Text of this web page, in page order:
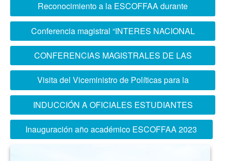
SECUNDARIA
Reconocimiento a la ESCOFFAA durante
ceremonia de inauguración del año académico
del sector Defensa
Conferencia magistral “INTERES NACIONAL
DE LA REPÚBLICA DE COREA Y SU
RELACIÓN CON EL PERÚ”
CONFERENCIAS MAGISTRALES DE LAS
INSTITUCIONES ARMADAS
Visita del Viceministro de Políticas para la
Defensa
INDUCCIÓN A OFICIALES ESTUDIANTES
DEL XX PCEMC
Inauguración año académico ESCOFFAA 2023